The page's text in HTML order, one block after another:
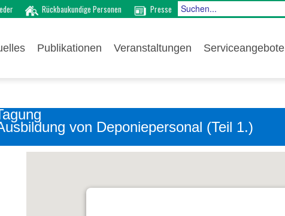
Rückbaukundige Personen Presse
Publikationen Veranstaltungen Serviceangebote
von Deponiepersonal (Teil 1.)